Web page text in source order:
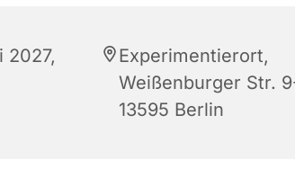
2027,
Experimentierort,
Weißenburger Str.
13595 Berlin